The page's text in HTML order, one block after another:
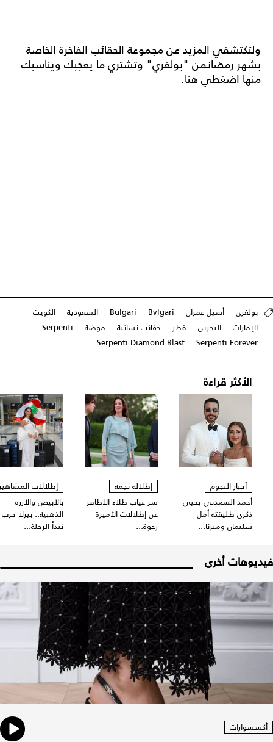
ولتكتشفي المزيد عن مجموعة الحقائب الفاخرة الخاصة
بشهر رمضانمن "بولغري" وتشتري ما يعجبك ويناسبك
منها اضغطي هنا.
بولغري أسيل عمران Bvlgari
Bulgari السعودية
الكويت
الإمارات
البحرين قطر حقائب نسائية موضة
Serpenti
Serpenti Forever
Serpenti Diamond Blast
الأكثر قراءة
أخبار النجوم
أحمد السعدني يحيي
ذكرى طليقته أمل
سليمان وميرنا...
إطلالة نجمة
سر غياب طلاء الأظافر
عن إطلالات الأميرة
رجوة...
إطلالات
بالأبيض والأرزة
الذهبية.. بيرلا حرب
تبدأ الرحلة...
فيديوهات أخرى
أكسسوارات